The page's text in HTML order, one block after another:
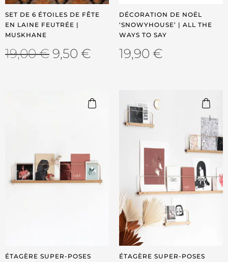
SET DE 6 ÉTOILES DE FÊTE
EN LAINE FEUTRÉE |
MUSKHANE
19,00€ 9,50 €
DÉCORATION DE NOËL
‘SNOWYHOUSE’ | ALL THE
WAYS TO SAY
19,90 €
ÉTAGÈRE SUPER-POSES
ÉTAGÈRE SUPER-POSES